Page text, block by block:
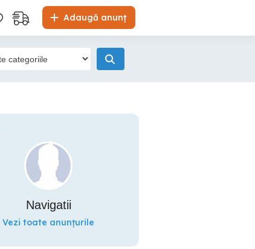
Adaugă anunț
Navigatii
Vezi toate anunțurile